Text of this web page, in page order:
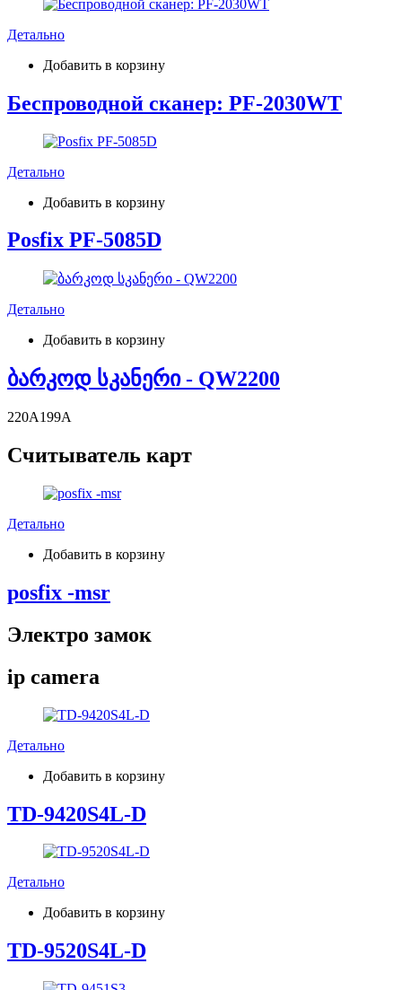
Детально
Добавить в корзину
Беспроводной сканер: PF-2030WT
Детально
Добавить в корзину
Posfix PF-5085D
Детально
Добавить в корзину
ბარკოდ სკანერი - QW2200
220A199A
Считыватель карт
Детально
Добавить в корзину
posfix -msr
Электро замок
ip camera
Детально
Добавить в корзину
TD-9420S4L-D
Детально
Добавить в корзину
TD-9520S4L-D